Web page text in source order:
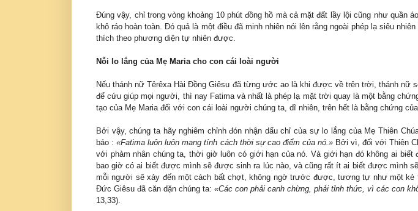
Đúng vậy, chỉ trong vòng khoảng 10 phút đồng hồ mà cả mặt đất lầy lội cũng như quần
khô ráo hoàn toàn. Đó quả là một điều đã minh nhiên nói lên rằng ngoài phép lạ siêu
thích theo phương diện tự nhiên được.
Nỗi lo lắng của Mẹ Maria cho con cái loài người
Nếu thánh nữ Têrêxa Hài Đồng Giêsu đã từng ước ao là khi được về trên trời, thánh nữ
để cứu giúp mọi người, thì nay Fatima và nhất là phép lạ mặt trời quay là một bằng
tạo của Mẹ Maria đối với con cái loài người chúng ta, dĩ nhiên, trên hết là bằng chứng
Bởi vậy, chúng ta hãy nghiêm chỉnh đón nhận dấu chỉ của sự lo lắng của Mẹ Thiên
báo :«Fatima luôn luôn mang tính cách thời sự cao điểm của nó.» Bởi vì, đối với Thiên
với phàm nhân chúng ta, thời giờ luôn có giới hạn của nó. Và giới hạn đó không ai
bao giờ có ai biết được mình sẽ được sinh ra lúc nào, và cũng rất ít ai biết được mình
mỗi người sẽ xảy đến một cách bất chợt, không ngờ trước được, tương tự như một kẻ
Đức Giêsu đã căn dặn chúng ta: «Các con phải canh chừng, phải tỉnh thức, vì các con
13,33).